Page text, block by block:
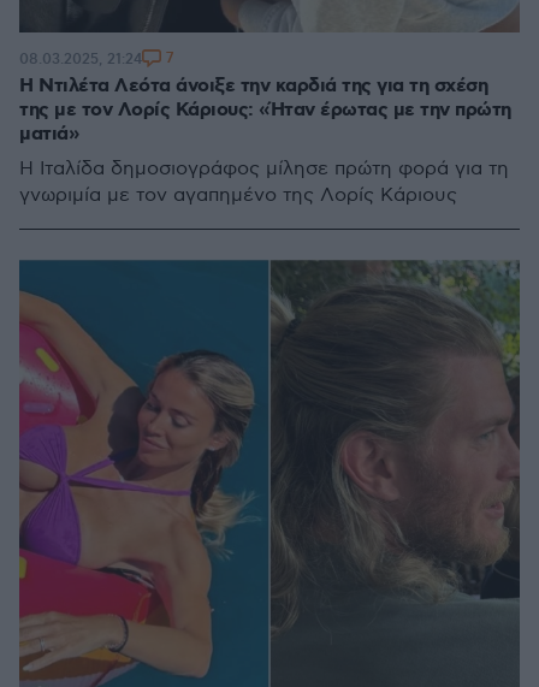
Η Ντιλέτα Λεότα άνοιξε την καρδιά της για τη σχέση
της με τον Λορίς Κάριους: «Ήταν έρωτας με την πρώτη
ματιά»
Η Ιταλίδα δημοσιογράφος μίλησε πρώτη φορά για τη
γνωριμία με τον αγαπημένο της Λορίς Κάριους
08.03.2025, 21:24 7